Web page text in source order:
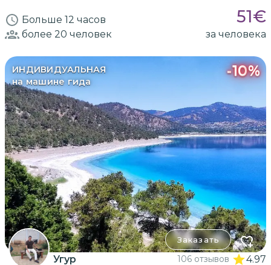
Больше 12 часов 51€
более 20 человек за человека
ИНДИВИДУАЛЬНАЯ
на машине гида
-10%
Заказать
Угур 106 отзывов 4.97